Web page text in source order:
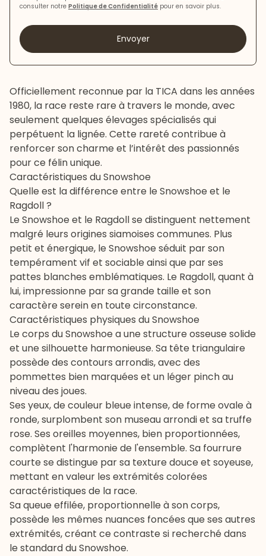
consulter notre Politique de Confidentialité pour en savoir plus.
Envoyer
Officiellement reconnue par la TICA dans les années
1980, la race reste rare à travers le monde, avec
seulement quelques élevages spécialisés qui
perpétuent la lignée. Cette rareté contribue à
renforcer son charme et l’intérêt des passionnés
pour ce félin unique.
Caractéristiques du Snowshoe
Quelle est la différence entre le Snowshoe et le
Ragdoll ?
Le Snowshoe et le Ragdollse distinguent nettement
malgré leurs origines siamoises communes. Plus
petit et énergique, le Snowshoe séduit par son
tempérament vif et sociable ainsi que par ses
pattes blanches emblématiques. Le Ragdoll, quant à
lui, impressionne par sa grande taille et son
caractère serein en toute circonstance.
Caractéristiques physiques du Snowshoe
Le corps du Snowshoe a une structure osseuse solide
et une silhouette harmonieuse. Sa tête triangulaire
possède des contours arrondis, avec des
pommettes bien marquées et un léger pinch au
niveau des joues.
Ses yeux, de couleur bleue intense, de forme ovale à
ronde, surplombent son museau arrondi et sa truffe
rose. Ses oreilles moyennes, bien proportionnées,
complètent l'harmonie de l'ensemble. Sa fourrure
courte se distingue par sa texture douce et soyeuse,
mettant en valeur les extrémités colorées
caractéristiques de la race.
Sa queue effilée, proportionnelle à son corps,
possède les mêmes nuances foncées que ses autres
extrémités, créant ce contraste si recherché dans
le standard du Snowshoe.